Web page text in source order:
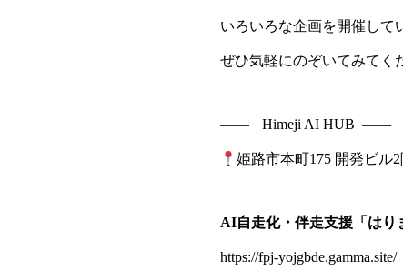
いろいろな企画を開催して
ぜひ気軽にのぞいてみてく
—— Himeji AI HUB ——
姫路市本町175 開発ビル
AI自走化・伴走支援「はり
https://fpj-yojgbde.gamma.site/